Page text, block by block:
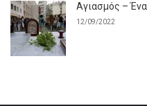
Αγιασμός –
12/09/2022